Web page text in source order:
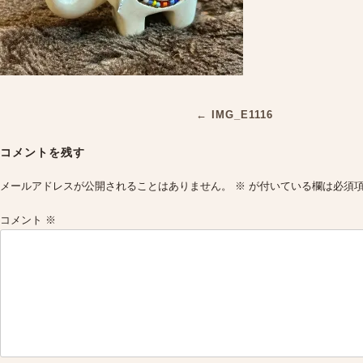
← IMG_E1116
コメントを残す
メールアドレスが公開されることはありません。 ※ が付いている欄は必須
コメント ※